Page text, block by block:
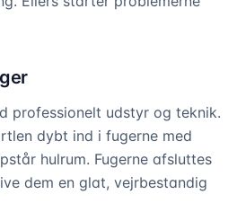
professionelt udstyr og teknik.
dybt ind i fugerne med
hulrum. Fugerne afsluttes
dem en glat, vejrbestandig